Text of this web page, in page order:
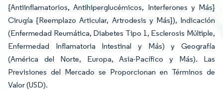
{Antiinflamatorios, Antihiperglucémicos, Interferones y Más}
Cirugía {Reemplazo Articular, Artrodesis y Más}), Indicación
(Enfermedad Reumática, Diabetes Tipo 1, Esclerosis Múltiple,
Enfermedad Inflamatoria Intestinal y Más) y Geografía
(América del Norte, Europa, Asia-Pacífico y Más). Las
Previsiones del Mercado se Proporcionan en Términos de
Valor (USD).